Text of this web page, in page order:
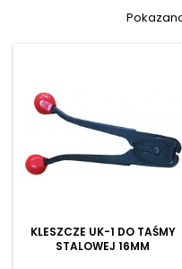
KLESZCZE UK-1 DO TAŚMY
STALOWEJ 16MM